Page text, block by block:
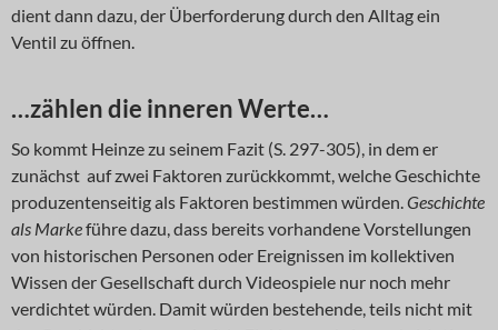
dient dann dazu, der Überforderung durch den Alltag ein
Ventil zu öffnen.
…zählen die inneren Werte…
So kommt Heinze zu seinem Fazit (S. 297-305), in dem er
zunächst auf zwei Faktoren zurückkommt, welche Geschichte
produzentenseitig als Faktoren bestimmen würden.Geschichte
als Markeführe dazu, dass bereits vorhandene Vorstellungen
von historischen Personen oder Ereignissen im kollektiven
Wissen der Gesellschaft durch Videospiele nur noch mehr
verdichtet würden. Damit würden bestehende, teils nicht mit